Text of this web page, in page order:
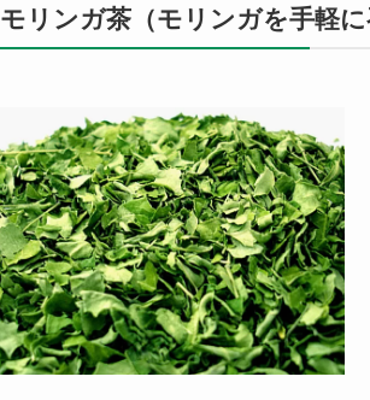
モリンガ茶（モリンガを手軽に